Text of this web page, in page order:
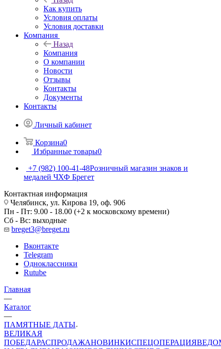
Как купить
Условия оплаты
Условия доставки
Компания
Назад
Компания
О компании
Новости
Отзывы
Контакты
Документы
Контакты
Личный кабинет
Корзина0
Избранные товары0
+7 (982) 100-41-48Розничный магазин знаков и
медалей ЧХФ Брегет
Контактная информация
Челябинск, ул. Кирова 19, оф. 906
Пн - Пт: 9.00 - 18.00 (+2 к московскому времени)
Сб - Вс: выходные
breget3@breget.ru
Вконтакте
Telegram
Одноклассники
Rutube
Главная
—
Каталог
—
ПАМЯТНЫЕ ДАТЫ
ВЕЛИКАЯ
ПОБЕДАРАСПРОДАЖАНОВИНКИСПЕЦОПЕРАЦИЯ